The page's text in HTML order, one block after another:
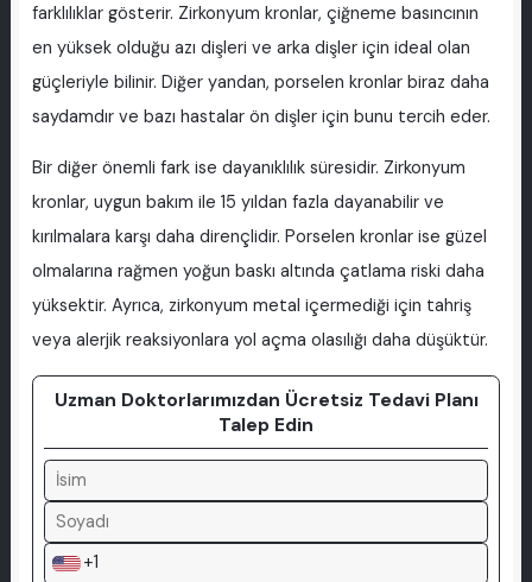
farklılıklar gösterir. Zirkonyum kronlar, çiğneme basıncının
en yüksek olduğu azı dişleri ve arka dişler için ideal olan
güçleriyle bilinir. Diğer yandan, porselen kronlar biraz daha
saydamdır ve bazı hastalar ön dişler için bunu tercih eder.
Bir diğer önemli fark ise dayanıklılık süresidir. Zirkonyum
kronlar, uygun bakım ile 15 yıldan fazla dayanabilir ve
kırılmalara karşı daha dirençlidir. Porselen kronlar ise güzel
olmalarına rağmen yoğun baskı altında çatlama riski daha
yüksektir. Ayrıca, zirkonyum metal içermediği için tahriş
veya alerjik reaksiyonlara yol açma olasılığı daha düşüktür.
Uzman Doktorlarımızdan Ücretsiz Tedavi Planı
Talep Edin
+1